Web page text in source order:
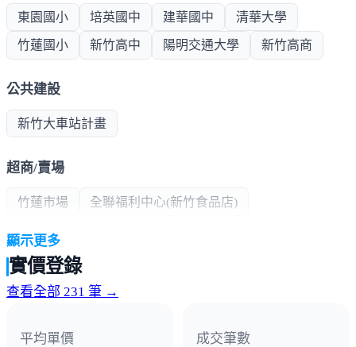
東園國小 培英國中 建華國中 清華大學
竹蓮國小 新竹高中 陽明交通大學 新竹高商
公共建設
新竹大車站計畫
超商/賣場
竹蓮市場 全聯福利中心(新竹食品店)
熱門商圈
顯示更多
實價登錄
查看全部 231 筆 →
平均單價 成交筆數